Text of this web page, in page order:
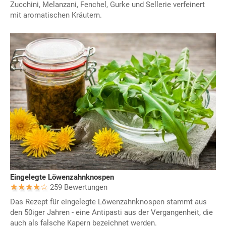
Zucchini, Melanzani, Fenchel, Gurke und Sellerie verfeinert
mit aromatischen Kräutern.
Eingelegte Löwenzahnknospen
259 Bewertungen
Das Rezept für eingelegte Löwenzahnknospen stammt aus
den 50iger Jahren - eine Antipasti aus der Vergangenheit, die
auch als falsche Kapern bezeichnet werden.